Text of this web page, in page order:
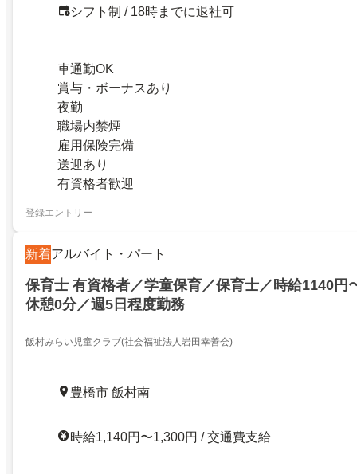
シフト制 / 18時までに退社可
車通勤OK
賞与・ボーナスあり
夜勤
職場内禁煙
雇用保険完備
送迎あり
有資格者歓迎
登録エントリー
新着アルバイト・パート
保育士 有資格者／学童保育／保育士／時給1140円
休憩0分／週5日程度勤務
飯村みらい児童クラブ(社会福祉法人岩田幸善会)
豊橋市 飯村南
時給1,140円〜1,300円 / 交通費支給